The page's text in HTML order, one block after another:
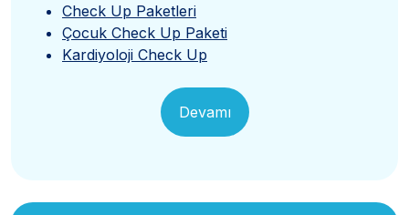
Check Up Paketleri
Çocuk Check Up Paketi
Kardiyoloji Check Up
Devamı